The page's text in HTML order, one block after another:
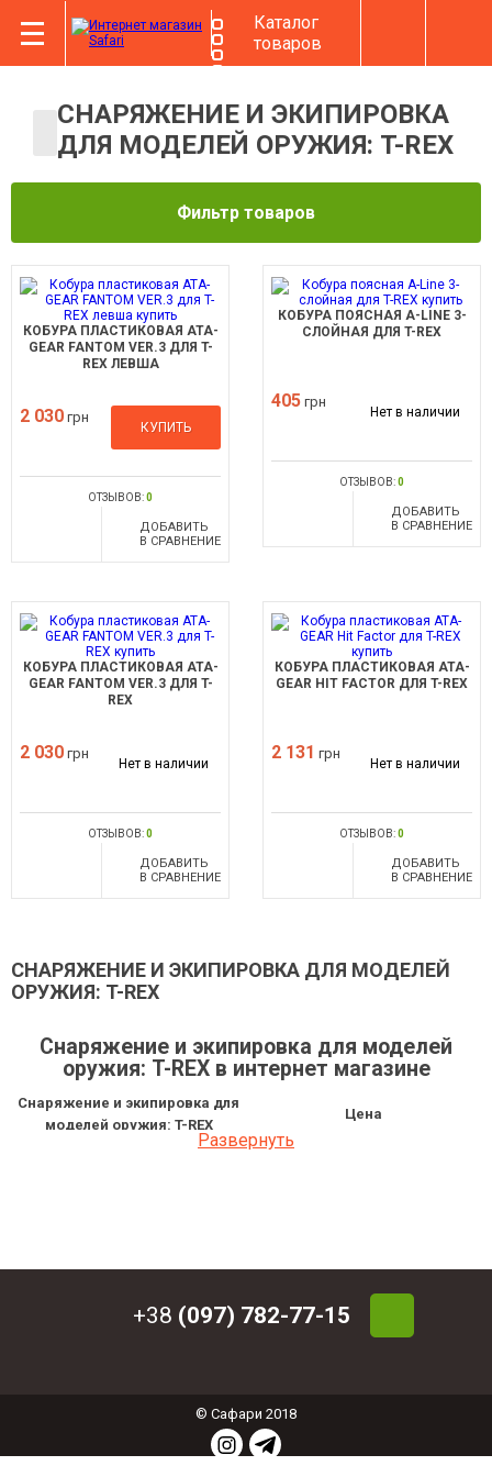
Каталог
товаров
СНАРЯЖЕНИЕ И ЭКИПИРОВКА
ДЛЯ МОДЕЛЕЙ ОРУЖИЯ: T-REX
Фильтр товаров
КОБУРА ПЛАСТИКОВАЯ ATA-
GEAR FANTOM VER.3 ДЛЯ T-
REX ЛЕВША
2 030 грн
КУПИТЬ
ОТЗЫВОВ:0
ДОБАВИТЬ
В СРАВНЕНИЕ
КОБУРА ПОЯСНАЯ A-LINE 3-
СЛОЙНАЯ ДЛЯ T-REX
405 грн
Нет в наличии
ОТЗЫВОВ:0
ДОБАВИТЬ
В СРАВНЕНИЕ
КОБУРА ПЛАСТИКОВАЯ ATA-
GEAR FANTOM VER.3 ДЛЯ T-
REX
2 030 грн
Нет в наличии
ОТЗЫВОВ:0
ДОБАВИТЬ
В СРАВНЕНИЕ
КОБУРА ПЛАСТИКОВАЯ ATA-
GEAR HIT FACTOR ДЛЯ T-REX
2 131 грн
Нет в наличии
ОТЗЫВОВ:0
ДОБАВИТЬ
В СРАВНЕНИЕ
СНАРЯЖЕНИЕ И ЭКИПИРОВКА ДЛЯ МОДЕЛЕЙ
ОРУЖИЯ: T-REX
Снаряжение и экипировка для моделей
оружия: T-REX в интернет магазине
Снаряжение и экипировка для
моделей оружия: T-REX
Цена
Кобура пластиковая ATA-GEAR
2 130.98 грн
Развернуть
+38 (097) 782-77-15
© Сафари 2018